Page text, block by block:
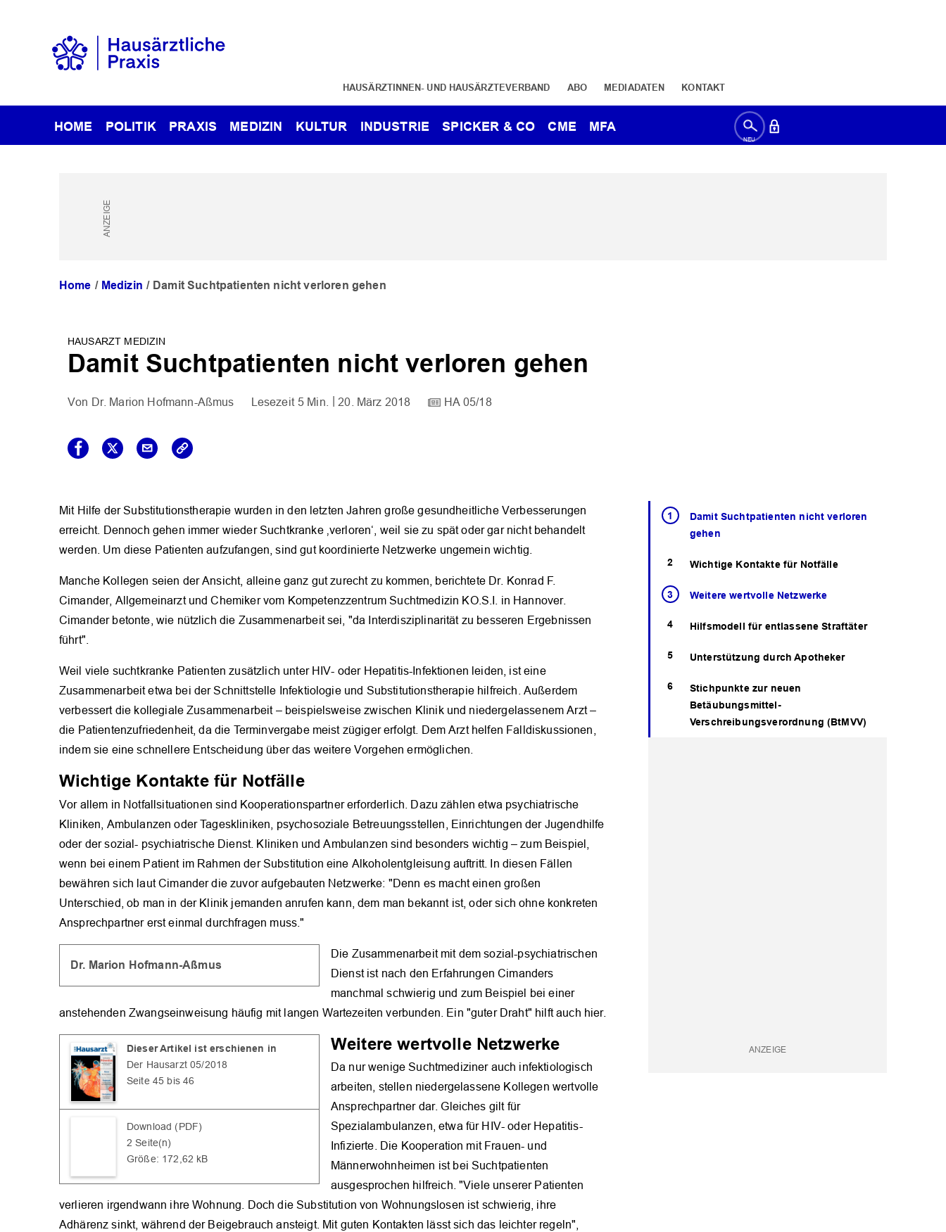
HAUSÄRZTINNEN- UND HAUSÄRZTEVERBAND ABO MEDIADATEN KONTAKT
HOME POLITIK PRAXIS MEDIZIN KULTUR INDUSTRIE SPICKER & CO CME MFA
Home Medizin Damit Suchtpatienten nicht verloren gehen
HAUSARZT MEDIZIN
Damit Suchtpatienten nicht verloren gehen
Dr. Marion Hofmann-Aßmus 5 Min. 20. März 2018 HA 05/18
Damit Suchtpatienten nicht verloren
gehen
Wichtige Kontakte für Notfälle
Weitere wertvolle Netzwerke
Hilfsmodell für entlassene Straftäter
Unterstützung durch Apotheker
Stichpunkte zur neuen
Betäubungsmittel-
Verschreibungsverordnung (BtMVV)
Mit Hilfe der Substitutionstherapie wurden in den letzten Jahren große gesundheitliche Verbesserungen
erreicht. Dennoch gehen immer wieder Suchtkranke ‚verloren‘, weil sie zu spät oder gar nicht behandelt
werden. Um diese Patienten aufzufangen, sind gut koordinierte Netzwerke ungemein wichtig.
Manche Kollegen seien der Ansicht, alleine ganz gut zurecht zu kommen, berichtete Dr. Konrad F.
Cimander, Allgemeinarzt und Chemiker vom Kompetenzzentrum Suchtmedizin KO.S.I. in Hannover.
Cimander betonte, wie nützlich die Zusammenarbeit sei, "da Interdisziplinarität zu besseren Ergebnissen
führt".
Weil viele suchtkranke Patienten zusätzlich unter HIV- oder Hepatitis-Infektionen leiden, ist eine
Zusammenarbeit etwa bei der Schnittstelle Infektiologie und Substitutionstherapie hilfreich. Außerdem
verbessert die kollegiale Zusammenarbeit – beispielsweise zwischen Klinik und niedergelassenem Arzt –
die Patientenzufriedenheit, da die Terminvergabe meist zügiger erfolgt. Dem Arzt helfen Falldiskussionen,
indem sie eine schnellere Entscheidung über das weitere Vorgehen ermöglichen.
Wichtige Kontakte für Notfälle
Vor allem in Notfallsituationen sind Kooperationspartner erforderlich. Dazu zählen etwa psychiatrische
Kliniken, Ambulanzen oder Tageskliniken, psychosoziale Betreuungsstellen, Einrichtungen der Jugendhilfe
oder der sozial- psychiatrische Dienst. Kliniken und Ambulanzen sind besonders wichtig – zum Beispiel,
wenn bei einem Patient im Rahmen der Substitution eine Alkoholentgleisung auftritt. In diesen Fällen
bewähren sich laut Cimander die zuvor aufgebauten Netzwerke: "Denn es macht einen großen
Unterschied, ob man in der Klinik jemanden anrufen kann, dem man bekannt ist, oder sich ohne konkreten
Ansprechpartner erst einmal durchfragen muss."
Dr. Marion Hofmann-Aßmus
Die Zusammenarbeit mit dem sozial-psychiatrischen
Dienst ist nach den Erfahrungen Cimanders
manchmal schwierig und zum Beispiel bei einer
anstehenden Zwangseinweisung häufig mit langen Wartezeiten verbunden. Ein "guter Draht" hilft auch hier.
Dieser Artikel ist erschienen in
Der Hausarzt 05/2018
Seite 45 bis 46
Download (PDF)
2 Seite(n)
Größe: 172,62 kB
Weitere wertvolle Netzwerke
Da nur wenige Suchtmediziner auch infektiologisch
arbeiten, stellen niedergelassene Kollegen wertvolle
Ansprechpartner dar. Gleiches gilt für
Spezialambulanzen, etwa für HIV- oder Hepatitis-
Infizierte. Die Kooperation mit Frauen- und
Männerwohnheimen ist bei Suchtpatienten
ausgesprochen hilfreich. "Viele unserer Patienten
verlieren irgendwann ihre Wohnung. Doch die Substitution von Wohnungslosen ist schwierig, ihre
Adhärenz sinkt, während der Beigebrauch ansteigt. Mit guten Kontakten lässt sich das leichter regeln",